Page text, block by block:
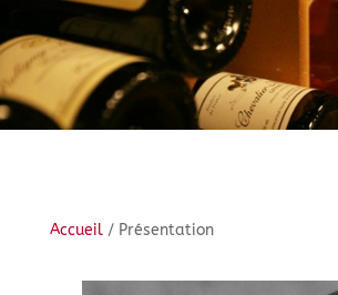
Accueil/ Présentation